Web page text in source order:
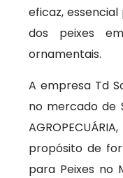
eficaz,
dos peixes
ornamentais.
A empresa Td
no mercado de
propósito de
para Peixes no